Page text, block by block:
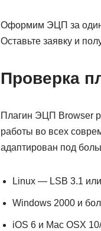
Оформим ЭЦП за один
Оставьте заявку и
Проверка
Плагин ЭЦП Browser
работы во всех
адаптирован под
Linux — LSB 3.1
Windows 2000 и
iOS 6 и Mac OSX